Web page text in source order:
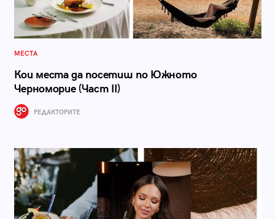
МЕСТА
Кои места да посетиш по Южното
Черноморие (Част II)
РЕДАКТОРИТЕ